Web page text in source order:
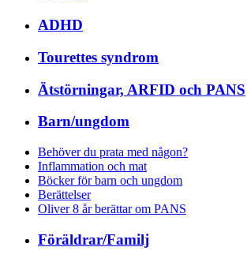
ADHD
Tourettes syndrom
Ätstörningar, ARFID och PANS
Barn/ungdom
Behöver du prata med någon?
Inflammation och mat
Böcker för barn och ungdom
Berättelser
Oliver 8 år berättar om PANS
Föräldrar/Familj